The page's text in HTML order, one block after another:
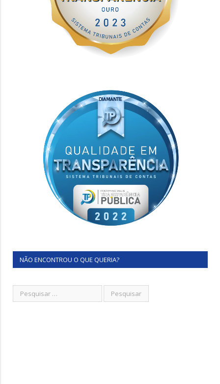
NÃO ENCONTROU O QUE QUERIA?